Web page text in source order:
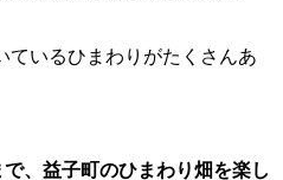
ているひまわりがたくさんあ
、益子町のひまわり畑を楽し